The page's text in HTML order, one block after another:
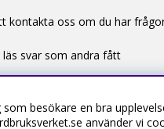
kontakta oss om du har
läs svar som andra fått
besökare en bra
använder vi